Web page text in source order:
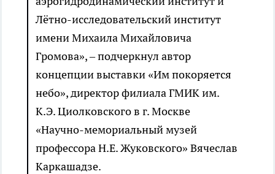
Лётно-исследовательский институт
имени Михаила Михайловича
Громова», – подчеркнул автор
концепции выставки «Им покоряется
небо», директор филиала ГМИК им.
К.Э. Циолковского в г. Москве
«Научно-мемориальный музей
профессора Н.Е. Жуковского» Вячеслав
Каркашадзе.